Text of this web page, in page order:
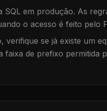
SQL em produção. As
o acesso é feito pelo
se já existe um
faixa de prefixo permitida